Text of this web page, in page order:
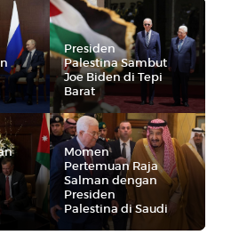
Presiden
Palestina Sambut
Joe Biden di Tepi
Barat
Momen
Pertemuan Raja
Salman dengan
Presiden
Palestina di Saudi